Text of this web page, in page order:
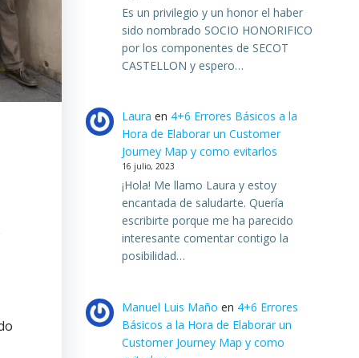
Es un privilegio y un honor el haber
sido nombrado SOCIO HONORIFICO
por los componentes de SECOT
CASTELLON y espero…
Laura en 4+6 Errores Básicos a la
Hora de Elaborar un Customer
Journey Map y como evitarlos
16 julio, 2023
¡Hola! Me llamo Laura y estoy
encantada de saludarte. Quería
escribirte porque me ha parecido
interesante comentar contigo la
posibilidad…
Manuel Luis Maño en 4+6 Errores
Básicos a la Hora de Elaborar un
Customer Journey Map y como